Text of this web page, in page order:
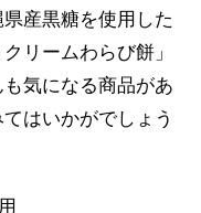
産黒糖を使用した
リームわらび餅」
気になる商品があ
はいかがでしょう